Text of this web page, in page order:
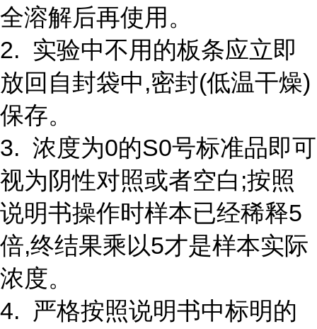
全溶解后再使用。
2. 实验中不用的板条应立即
放回自封袋中,密封(低温干燥)
保存。
3. 浓度为0的S0号标准品即可
视为阴性对照或者空白;按照
说明书操作时样本已经稀释5
倍,终结果乘以5才是样本实际
浓度。
4. 严格按照说明书中标明的